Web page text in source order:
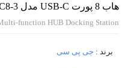
هاب 8 پورت USB-C مدل HT-C8-3
function HUB Docking Station
برند : جی پی سی